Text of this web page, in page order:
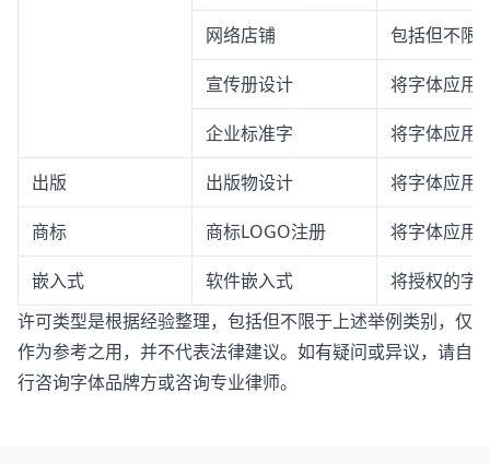
网络店铺 包括但不限
宣传册设计 将字体应用
企业标准字 将字体应用
出版 出版物设计 将字体应用
商标 商标LOGO注册 将字体应用
嵌入式 软件嵌入式
将授权的字
许可类型是根据经验整理，包括但不限于上述举例类别，仅
作为参考之用，并不代表法律建议。如有疑问或异议，请自
行咨询字体品牌方或咨询专业律师。